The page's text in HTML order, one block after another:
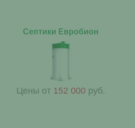
Септики Евробион
Цены от 152 000 руб.